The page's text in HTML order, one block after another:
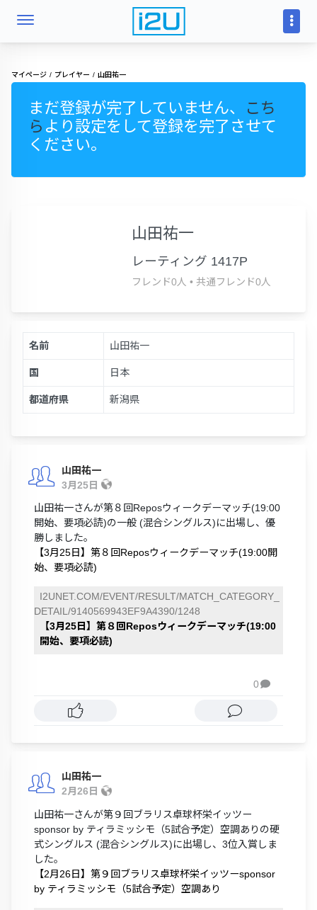
マイページ プレイヤー 山田祐一
まだ登録が完了していません、
こち
ら より設定をして登録を完了させて
ください。
山田祐一
レーティング 1417P
フレンド0人 • 共通フレンド0人
名前 山田祐一
国 日本
都道府県 新潟県
山田祐一
3月25日
山田祐一さんが第８回Reposウィークデーマッチ(19:00
開始、要項必読)の一般 (混合シングルス)に出場し、優
勝しました。
【3月25日】第８回Reposウィークデーマッチ(19:00開
始、要項必読)
I2UNET.COM/EVENT/RESULT/MATCH_CATEGORY_
DETAIL/9140569943EF9A4390/1248
【3月25日】第８回Reposウィークデーマッチ(19:00
開始、要項必読)
0
山田祐一
2月26日
山田祐一さんが第９回ブラリス卓球杯栄イッツー
sponsor by ティラミッシモ（5試合予定）空調ありの硬
式シングルス (混合シングルス)に出場し、3位入賞しま
した。
【2月26日】第９回ブラリス卓球杯栄イッツーsponsor
by ティラミッシモ（5試合予定）空調あり